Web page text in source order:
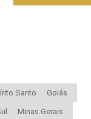
Santo Goiás
Minas Gerais